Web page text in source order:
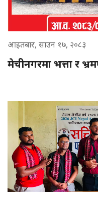
आइतबार, साउन १७, २०८३
मेचीनगरमा भत्ता र